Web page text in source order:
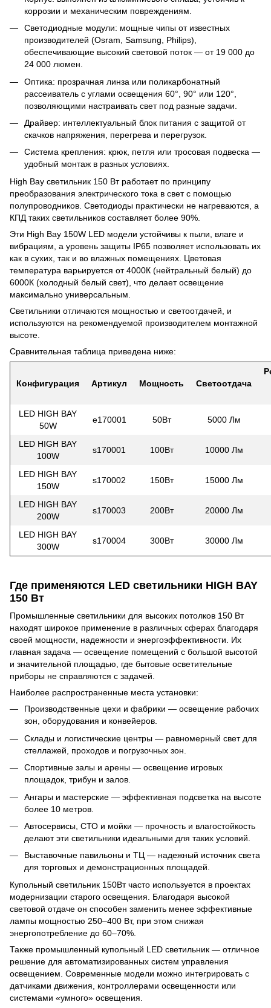
коррозии и механическим повреждениям.
Светодиодные модули: мощные чипы от известных
производителей (Osram, Samsung, Philips),
обеспечивающие высокий световой поток — от 19 000 до
24 000 люмен.
Оптика: прозрачная линза или поликарбонатный
рассеиватель с углами освещения 60°, 90° или 120°,
позволяющими настраивать свет под разные задачи.
Драйвер: интеллектуальный блок питания с защитой от
скачков напряжения, перегрева и перегрузок.
Система крепления: крюк, петля или тросовая подвеска —
удобный монтаж в разных условиях.
High Bay светильник 150 Вт работает по принципу
преобразования электрического тока в свет с помощью
полупроводников. Светодиоды практически не нагреваются, а
КПД таких светильников составляет более 90%.
Эти High Bay 150W LED модели устойчивы к пыли, влаге и
вибрациям, а уровень защиты IP65 позволяет использовать их
как в сухих, так и во влажных помещениях. Цветовая
температура варьируется от 4000К (нейтральный белый) до
6000К (холодный белый свет), что делает освещение
максимально универсальным.
Светильники отличаются мощностью и светоотдачей, и
используются на рекомендуемой производителем монтажной
высоте.
Сравнительная таблица приведена ниже:
Конфигурация Артикул Мощность Светоотдача
LED HIGH BAY
50W
e170001 50Вт 5000 Лм
LED HIGH BAY
100W
s170001 100Вт 10000 Лм
LED HIGH BAY
150W
s170002 150Вт 15000 Лм
LED HIGH BAY
200W
s170003 200Вт 20000 Лм
LED HIGH BAY
300W
s170004 300Вт 30000 Лм
Где применяются LED светильники HIGH BAY
150 Вт
Промышленные светильники для высоких потолков 150 Вт
находят широкое применение в различных сферах благодаря
своей мощности, надежности и энергоэффективности. Их
главная задача — освещение помещений с большой высотой
и значительной площадью, где бытовые осветительные
приборы не справляются с задачей.
Наиболее распространенные места установки:
Производственные цехи и фабрики — освещение рабочих
зон, оборудования и конвейеров.
Склады и логистические центры — равномерный свет для
стеллажей, проходов и погрузочных зон.
Спортивные залы и арены — освещение игровых
площадок, трибун и залов.
Ангары и мастерские — эффективная подсветка на высоте
более 10 метров.
Автосервисы, СТО и мойки — прочность и влагостойкость
делают эти светильники идеальными для таких условий.
Выставочные павильоны и ТЦ — надежный источник света
для торговых и демонстрационных площадей.
Купольный светильник 150Вт часто используется в проектах
модернизации старого освещения. Благодаря высокой
световой отдаче он способен заменить менее эффективные
лампы мощностью 250–400 Вт, при этом снижая
энергопотребление до 60–70%.
Также промышленный купольный LED светильник — отличное
решение для автоматизированных систем управления
освещением. Современные модели можно интегрировать с
датчиками движения, контроллерами освещенности или
системами «умного» освещения.